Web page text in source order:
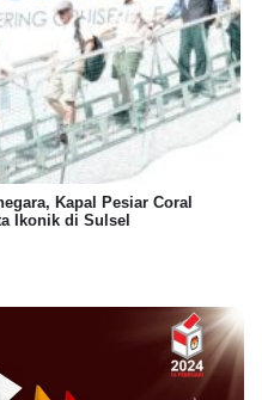
Kapal Pesiar Coral
Ikonik di Sulsel